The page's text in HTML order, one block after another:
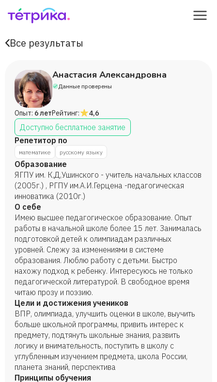
Все результаты
Анастасия Александровна
Данные проверены
Опыт: 6 летРейтинг: 4,6
Доступно бесплатное занятие
Репетитор по
математике русскому языку
Образование
ЯГПУ им. К,Д,Ушинского - учитель начальных классов
(2005г.) , РГПУ им.А.И.Герцена -педагогическая
инноватика (2010г.)
О себе
Имею высшее педагогическое образование. Опыт
работы в начальной школе более 15 лет. Занималась
подготовкой детей к олимпиадам различных
уровней. Слежу за изменениями в системе
образования. Люблю работу с детьми. Быстро
нахожу подход к ребенку. Интересуюсь не только
педагогической литературой. В свободное время
читаю прозу и поэзию.
Цели и достижения учеников
ВПР, олимпиада, улучшить оценки в школе, выучить
больше школьной программы, привить интерес к
предмету, подтянуть школьные знания, развить
логику и внимательность, поступить в школу с
углубленным изучением предмета, школа России,
планета знаний, перспектива
Принципы обучения